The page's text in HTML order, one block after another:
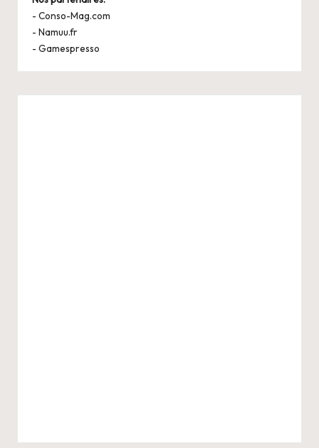
- Conso-Mag.com
- Namuu.fr
- Gamespresso